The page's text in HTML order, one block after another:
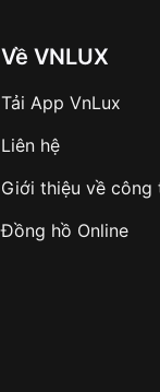
Về VNLUX
Tải App VnLux
Liên hệ
Giới thiệu về công
Đồng hồ Online